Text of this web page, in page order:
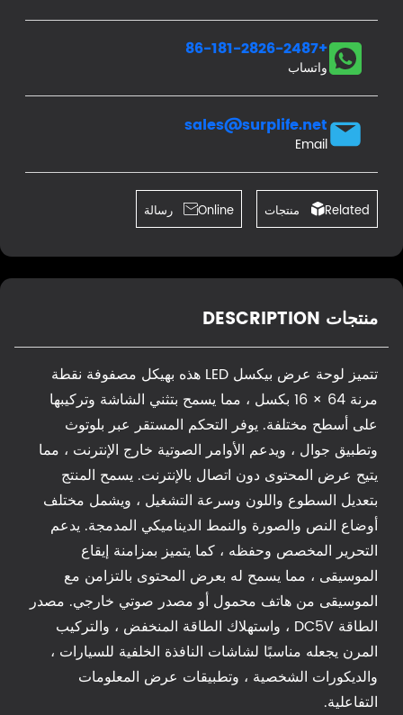
+86-181-2826-2487
واتساب
sales@surplife.net
Email
Related منتجات Online رسالة
منتجات DESCRIPTION
تتميز لوحة عرض بيكسل LED هذه بهيكل مصفوفة نقطة
مرنة 64 × 16 بكسل ، مما يسمح بتثني الشاشة وتركيبها
على أسطح مختلفة. يوفر التحكم المستقر عبر بلوتوث
وتطبيق جوال ، ويدعم الأوامر الصوتية خارج الإنترنت ، مما
يتيح عرض المحتوى دون اتصال بالإنترنت. يسمح المنتج
بتعديل السطوع واللون وسرعة التشغيل ، ويشمل مختلف
أوضاع النص والصورة والنمط الديناميكي المدمجة. يدعم
التحرير المخصص وحفظه ، كما يتميز بمزامنة إيقاع
الموسيقى ، مما يسمح له بعرض المحتوى بالتزامن مع
الموسيقى من هاتف محمول أو مصدر صوتي خارجي. مصدر
الطاقة DC5V ، واستهلاك الطاقة المنخفض ، والتركيب
المرن يجعله مناسبًا لشاشات النافذة الخلفية للسيارات ،
والديكورات الشخصية ، وتطبيقات عرض المعلومات
التفاعلية.